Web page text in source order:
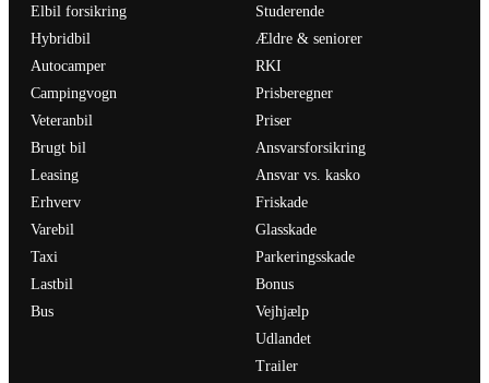
Elbil forsikring
Hybridbil
Autocamper
Campingvogn
Veteranbil
Brugt bil
Leasing
Erhverv
Varebil
Taxi
Lastbil
Bus
Studerende
Ældre & seniorer
RKI
Prisberegner
Priser
Ansvarsforsikring
Ansvar vs. kasko
Friskade
Glasskade
Parkeringsskade
Bonus
Vejhjælp
Udlandet
Trailer